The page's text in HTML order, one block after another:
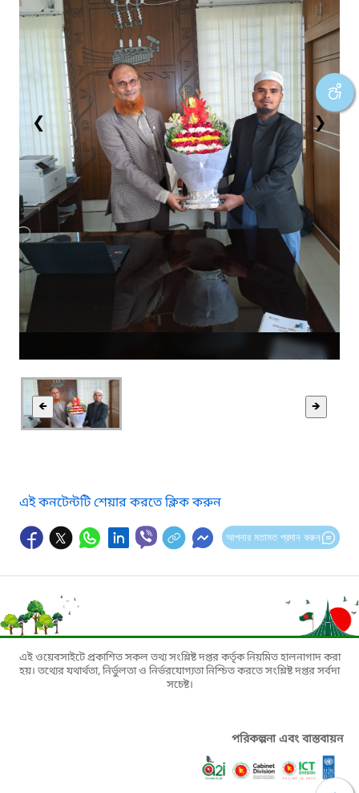
❮ ❯
🡸 🡺
এই কনটেন্টটি শেয়ার করতে ক্লিক করুন
আপনার মতামত প্রদান করুন
এই ওয়েবসাইটে প্রকাশিত সকল তথ্য সংশ্লিষ্ট দপ্তর কর্তৃক নিয়মিত হালনাগাদ করা
হয়। তথ্যের যথার্থতা, নির্ভুলতা ও নির্ভরযোগ্যতা নিশ্চিত করতে সংশ্লিষ্ট দপ্তর সর্বদা
সচেষ্ট।
পরিকল্পনা এবং বাস্তবায়ন